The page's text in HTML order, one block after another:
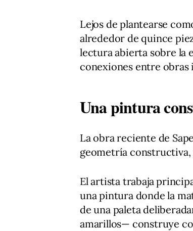
Lejos de plantearse
alrededor de quince
lectura abierta sobre la
conexiones entre obras
Una pintura
La obra reciente de
geometría
El artista trabaja
una pintura donde la
de una paleta
amarillos— construye